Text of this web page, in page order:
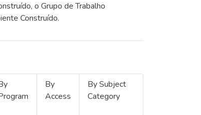
o Grupo de Trabalho
Construído.
By
Access
By Subject
Category